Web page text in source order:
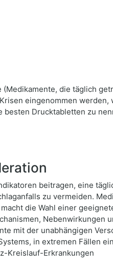
die täglich
eingenommen werden,
besten Drucktabletten zu
beitragen, eine
zu vermeiden.
die Wahl einer
Nebenwirkungen
mit der unabhängigen
in extremen Fällen
Kreislauf-Erkrankungen